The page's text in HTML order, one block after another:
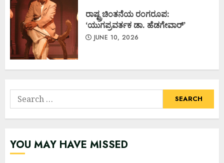
ರಾಷ್ಟ್ರಚಿಂತನೆಯ ರಂಗರೂಪ:
‘ಯುಗಪ್ರವರ್ತಕ ಡಾ. ಹೆಡಗೇವಾರ್’
JUNE 10, 2026
Search
for:
YOU MAY HAVE MISSED